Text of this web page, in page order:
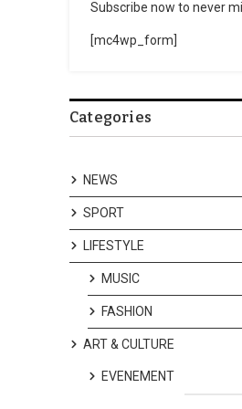
Subscribe now to never
[mc4wp_form]
Categories
NEWS
SPORT
LIFESTYLE
MUSIC
FASHION
ART & CULTURE
EVENEMENT